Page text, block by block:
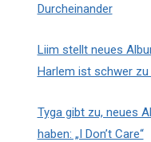
Durcheinander
Liim stellt neues
Harlem ist schwer zu
Tyga gibt zu, neues
haben: „I Don’t Care“